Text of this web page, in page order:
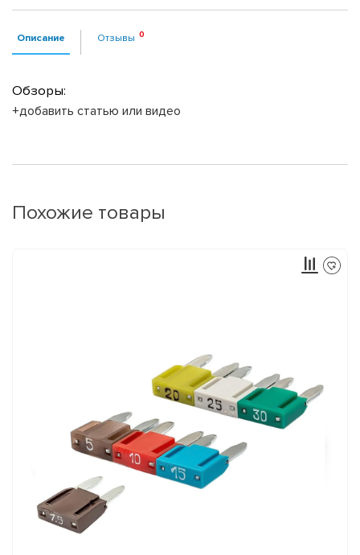
Описание Отзывы
Обзоры:
+добавить статью или видео
Похожие товары